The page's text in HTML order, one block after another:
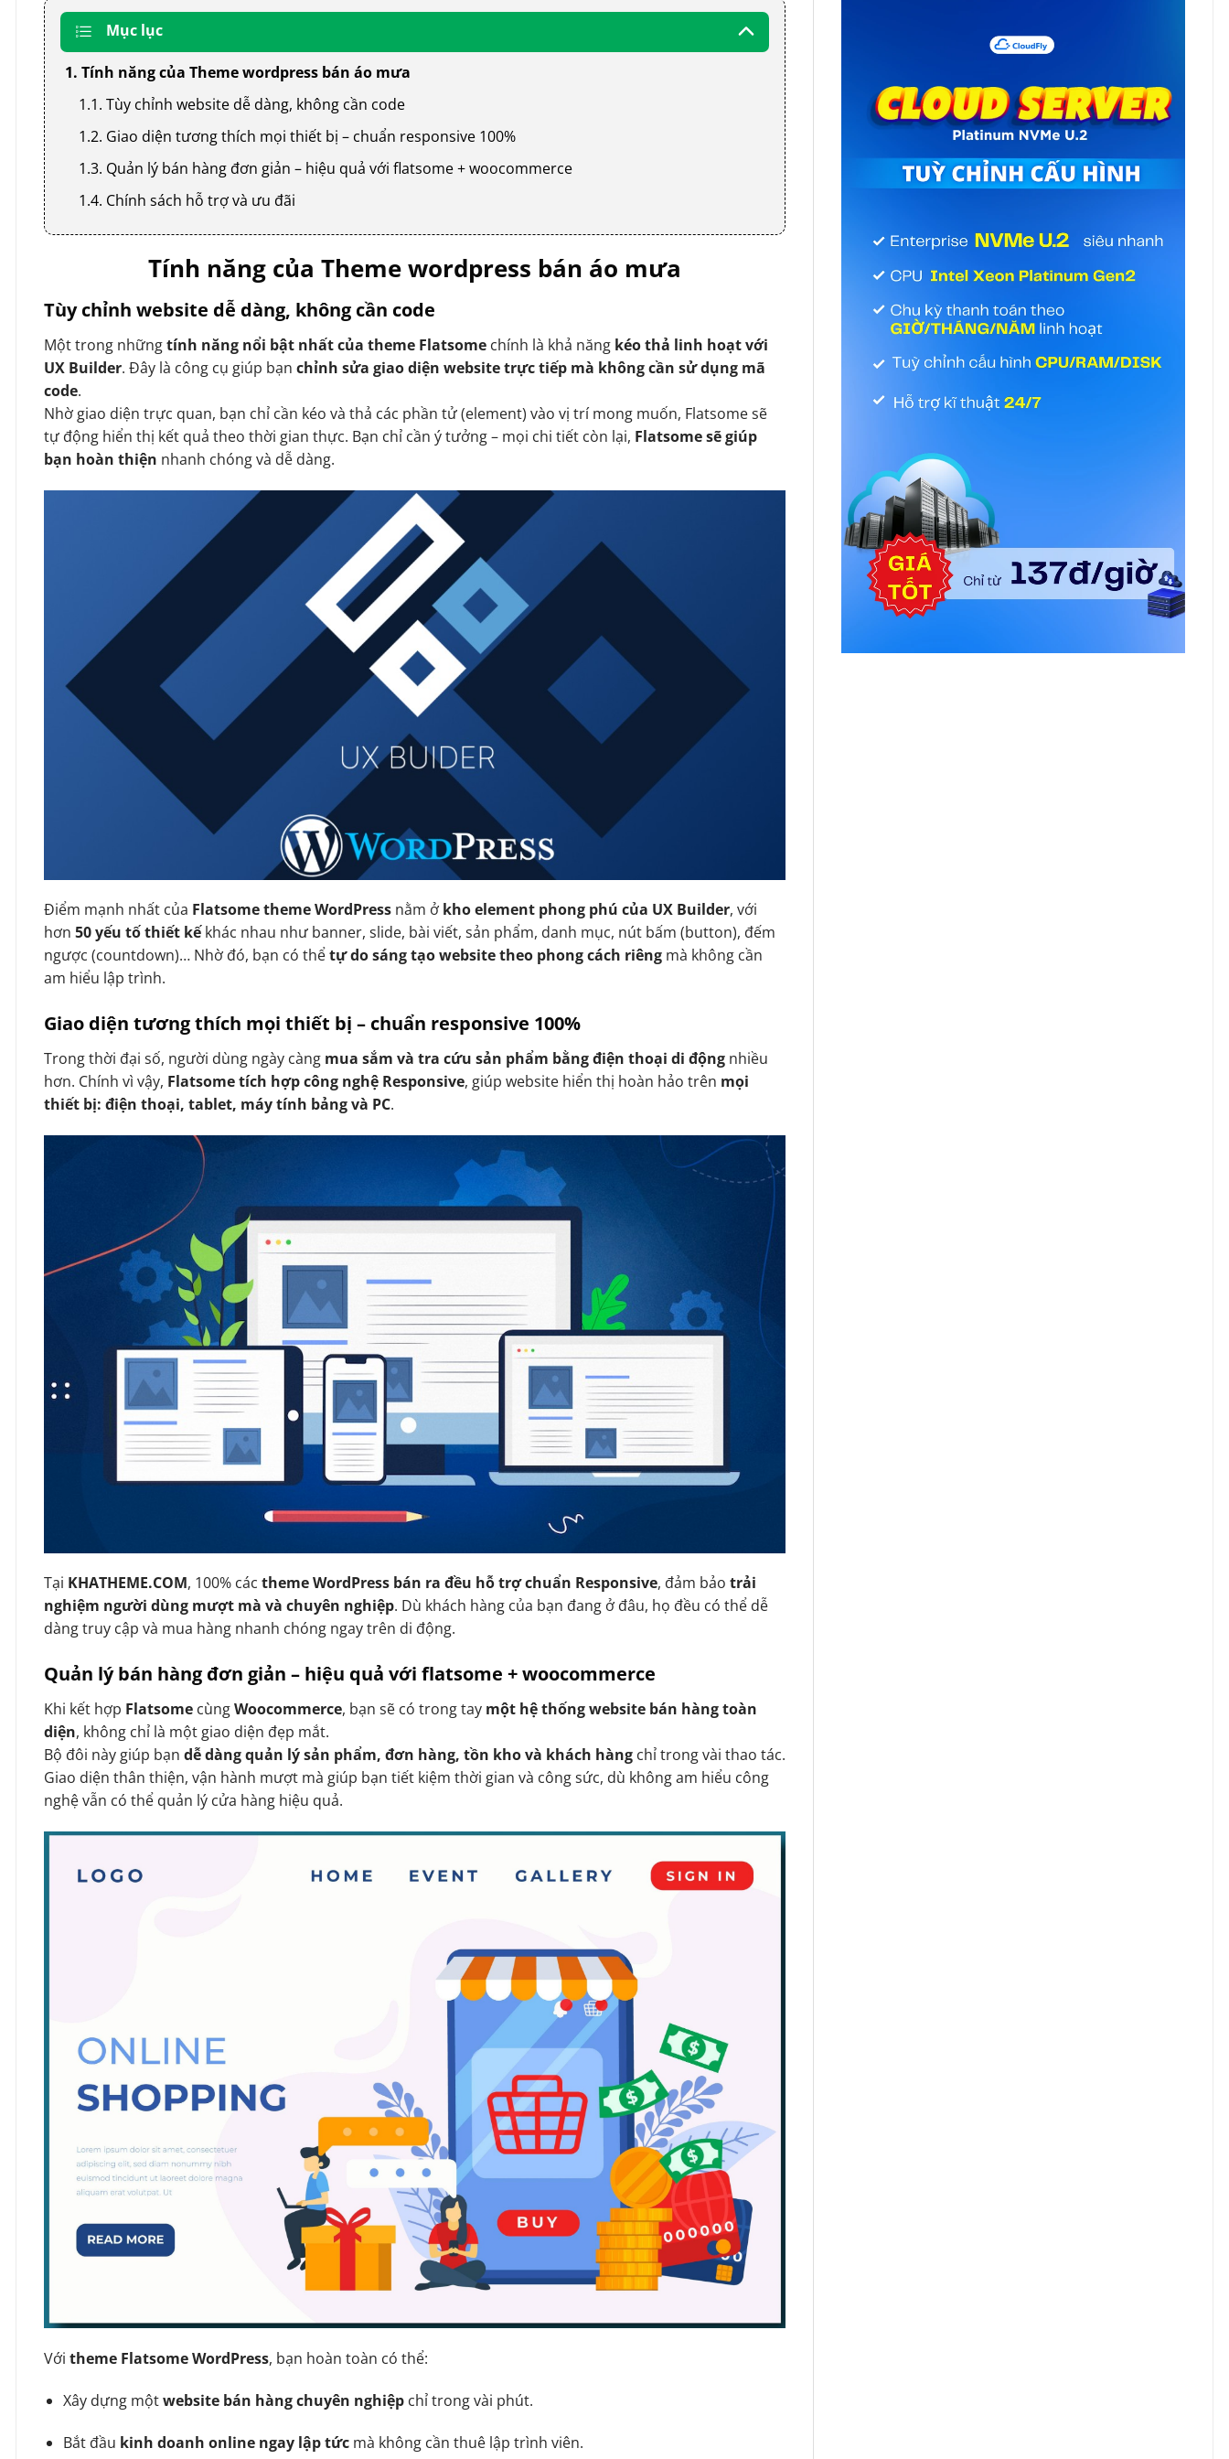
Mục lục
1. Tính năng của Theme wordpress bán áo mưa
1.1. Tùy chỉnh website dễ dàng, không cần code
1.2. Giao diện tương thích mọi thiết bị – chuẩn responsive 100%
1.3. Quản lý bán hàng đơn giản – hiệu quả với flatsome + woocommerce
1.4. Chính sách hỗ trợ và ưu đãi
Tính năng của Theme wordpress bán áo mưa
Tùy chỉnh website dễ dàng, không cần code
Một trong nhữngtính năng nổi bật nhất của theme Flatsome chính là khả năng kéo thả linh hoạt với
UX Builder. Đây là công cụ giúp bạn chỉnh sửa giao diện website trực tiếp mà không cần sử dụng mã
code.
Nhờ giao diện trực quan, bạn chỉ cần kéo và thả các phần tử (element) vào vị trí mong muốn, Flatsome sẽ
tự động hiển thị kết quả theo thời gian thực. Bạn chỉ cần ý tưởng – mọi chi tiết còn lại, Flatsome sẽ giúp
bạn hoàn thiện nhanh chóng và dễ dàng.
Điểm mạnh nhất của Flatsome theme WordPress nằm ở kho element phong phú của UX Builder, với
hơn 50 yếu tố thiết kếkhác nhau như banner, slide, bài viết, sản phẩm, danh mục, nút bấm (button), đếm
ngược (countdown)… Nhờ đó, bạn có thểtự do sáng tạo website theo phong cách riêng mà không cần
am hiểu lập trình.
Giao diện tương thích mọi thiết bị – chuẩn responsive 100%
Trong thời đại số, người dùng ngày càng mua sắm và tra cứu sản phẩm bằng điện thoại di động nhiều
hơn. Chính vì vậy, Flatsome tích hợp công nghệ Responsive, giúp website hiển thị hoàn hảo trên mọi
thiết bị: điện thoại, tablet, máy tính bảng và PC.
Tại KHATHEME.COM, 100% các theme WordPress bán ra đều hỗ trợ chuẩn Responsive, đảm bảo trải
nghiệm người dùng mượt mà và chuyên nghiệp. Dù khách hàng của bạn đang ở đâu, họ đều có thể dễ
dàng truy cập và mua hàng nhanh chóng ngay trên di động.
Quản lý bán hàng đơn giản – hiệu quả với flatsome + woocommerce
Khi kết hợp Flatsome cùngWoocommerce, bạn sẽ có trong tay một hệ thống website bán hàng toàn
diện, không chỉ là một giao diện đẹp mắt.
Bộ đôi này giúp bạn dễ dàng quản lý sản phẩm, đơn hàng, tồn kho và khách hàng chỉ trong vài thao tác.
Giao diện thân thiện, vận hành mượt mà giúp bạn tiết kiệm thời gian và công sức, dù không am hiểu công
nghệ vẫn có thể quản lý cửa hàng hiệu quả.
Với theme Flatsome WordPress, bạn hoàn toàn có thể:
Xây dựng mộtwebsite bán hàng chuyên nghiệpchỉ trong vài phút.
Bắt đầu kinh doanh online ngay lập tứcmà không cần thuê lập trình viên.